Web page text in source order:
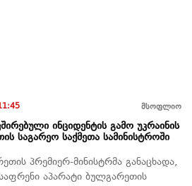
მსოფლიო
ინციდენტის გამო უკრაინის
საგარეო საქმეთა სამინისტროში
პრემიერ-მინისტრმა განაცხადა,
აპარატი ბულგარეთის